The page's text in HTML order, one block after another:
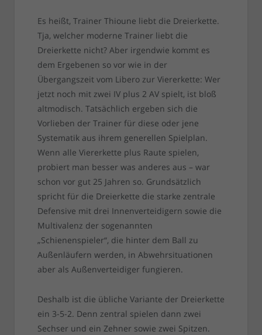
Es heißt, Trainer Thioune liebt die Dreierkette.
Tja, welcher moderne Trainer liebt die
Dreierkette nicht? Aber irgendwie kommt es
dem Ergebenen so vor wie in der
Übergangszeit vom Libero zur Viererkette: Wer
jetzt noch mit zwei IV plus 2 AV spielt, ist bloß
altmodisch. Tatsächlich ergeben sich die
Vorlieben der Trainer für diese oder jene
Systematik aus ihrem generellen Spielplan.
Wenn alle Viererkette plus Raute spielen,
probiert man besser was anderes aus – war
schon vor gut 25 Jahren so. Grundsätzlich
spricht für die Dreierkette die starke zentrale
Defensive mit drei Innenverteidigern sowie die
Multivalenz der sogenannten
„Schienenspieler“, die hinter dem Ball zu
Außenläufern werden, in Abwehrsituationen
aber als Außenverteidiger fungieren.
Deshalb ist die übliche Variante der Dreierkette
ein 3-5-2. Denn zentral spielen dann zwei
Sechser und ein Zehner sowie zwei Spitzen.